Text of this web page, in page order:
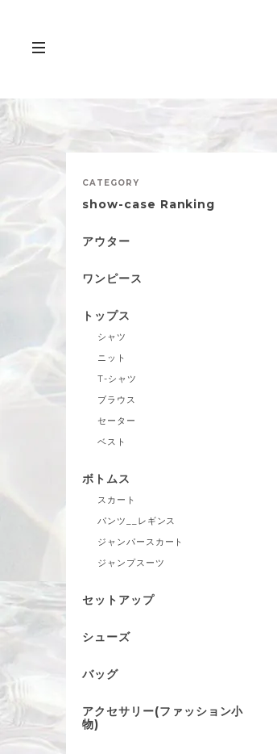
CATEGORY
show-case Ranking
アウター
ワンピース
トップス
シャツ
ニット
T-シャツ
ブラウス
セーター
ベスト
ボトムス
スカート
パンツ__レギンス
ジャンパースカート
ジャンプスーツ
セットアップ
シューズ
バッグ
アクセサリー(ファッション小
物)